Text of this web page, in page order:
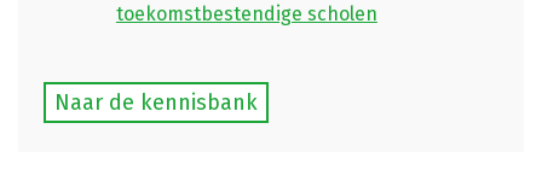
toekomstbestendige scholen
Naar de kennisbank